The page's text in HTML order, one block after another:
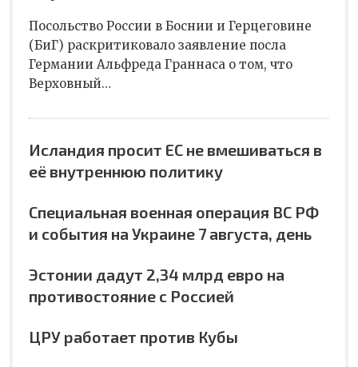
Посольство России в Боснии и Герцеговине
(БиГ) раскритиковало заявление посла
Германии Альфреда Граннаса о том, что
Верховный…
Исландия просит ЕС не вмешиваться в
её внутреннюю политику
Специальная военная операция ВС РФ
и события на Украине 7 августа, день
Эстонии дадут 2,34 млрд евро на
противостояние с Россией
ЦРУ работает против Кубы